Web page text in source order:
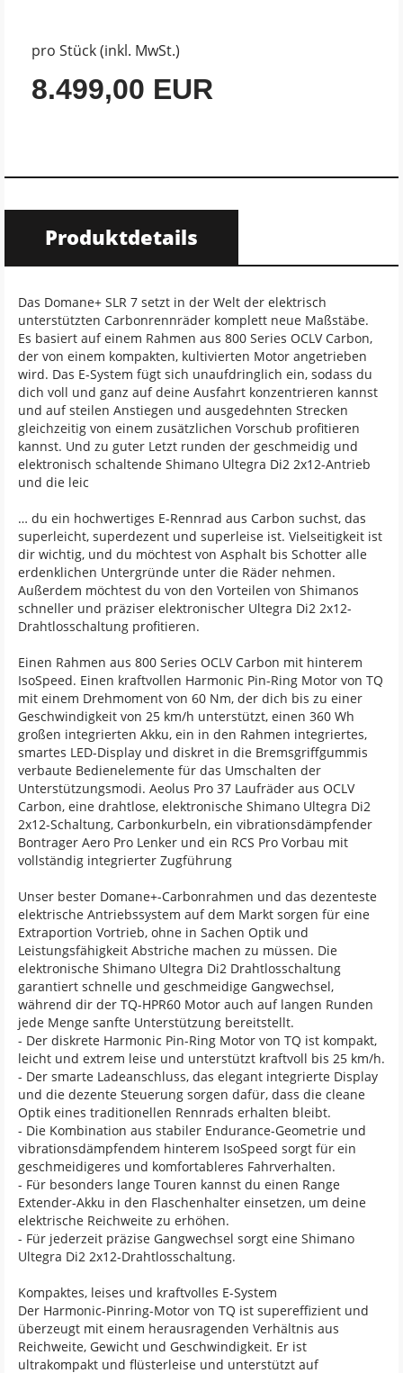
pro Stück (inkl. MwSt.)
8.499,00 EUR
Produktdetails
Das Domane+ SLR 7 setzt in der Welt der elektrisch
unterstützten Carbonrennräder komplett neue Maßstäbe.
Es basiert auf einem Rahmen aus 800 Series OCLV Carbon,
der von einem kompakten, kultivierten Motor angetrieben
wird. Das E-System fügt sich unaufdringlich ein, sodass du
dich voll und ganz auf deine Ausfahrt konzentrieren kannst
und auf steilen Anstiegen und ausgedehnten Strecken
gleichzeitig von einem zusätzlichen Vorschub profitieren
kannst. Und zu guter Letzt runden der geschmeidig und
elektronisch schaltende Shimano Ultegra Di2 2x12-Antrieb
und die leic
… du ein hochwertiges E-Rennrad aus Carbon suchst, das
superleicht, superdezent und superleise ist. Vielseitigkeit ist
dir wichtig, und du möchtest von Asphalt bis Schotter alle
erdenklichen Untergründe unter die Räder nehmen.
Außerdem möchtest du von den Vorteilen von Shimanos
schneller und präziser elektronischer Ultegra Di2 2x12-
Drahtlosschaltung profitieren.
Einen Rahmen aus 800 Series OCLV Carbon mit hinterem
IsoSpeed. Einen kraftvollen Harmonic Pin-Ring Motor von TQ
mit einem Drehmoment von 60 Nm, der dich bis zu einer
Geschwindigkeit von 25 km/h unterstützt, einen 360 Wh
großen integrierten Akku, ein in den Rahmen integriertes,
smartes LED-Display und diskret in die Bremsgriffgummis
verbaute Bedienelemente für das Umschalten der
Unterstützungsmodi. Aeolus Pro 37 Laufräder aus OCLV
Carbon, eine drahtlose, elektronische Shimano Ultegra Di2
2x12-Schaltung, Carbonkurbeln, ein vibrationsdämpfender
Bontrager Aero Pro Lenker und ein RCS Pro Vorbau mit
vollständig integrierter Zugführung
Unser bester Domane+-Carbonrahmen und das dezenteste
elektrische Antriebssystem auf dem Markt sorgen für eine
Extraportion Vortrieb, ohne in Sachen Optik und
Leistungsfähigkeit Abstriche machen zu müssen. Die
elektronische Shimano Ultegra Di2 Drahtlosschaltung
garantiert schnelle und geschmeidige Gangwechsel,
während dir der TQ-HPR60 Motor auch auf langen Runden
jede Menge sanfte Unterstützung bereitstellt.
- Der diskrete Harmonic Pin-Ring Motor von TQ ist kompakt,
leicht und extrem leise und unterstützt kraftvoll bis 25 km/h.
- Der smarte Ladeanschluss, das elegant integrierte Display
und die dezente Steuerung sorgen dafür, dass die cleane
Optik eines traditionellen Rennrads erhalten bleibt.
- Die Kombination aus stabiler Endurance-Geometrie und
vibrationsdämpfendem hinterem IsoSpeed sorgt für ein
geschmeidigeres und komfortableres Fahrverhalten.
- Für besonders lange Touren kannst du einen Range
Extender-Akku in den Flaschenhalter einsetzen, um deine
elektrische Reichweite zu erhöhen.
- Für jederzeit präzise Gangwechsel sorgt eine Shimano
Ultegra Di2 2x12-Drahtlosschaltung.
Kompaktes, leises und kraftvolles E-System
Der Harmonic-Pinring-Motor von TQ ist supereffizient und
überzeugt mit einem herausragenden Verhältnis aus
Reichweite, Gewicht und Geschwindigkeit. Er ist
ultrakompakt und flüsterleise und unterstützt auf